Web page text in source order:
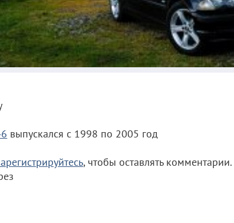
выпускался с 1998 по 2005 год
, чтобы оставлять комментарии.